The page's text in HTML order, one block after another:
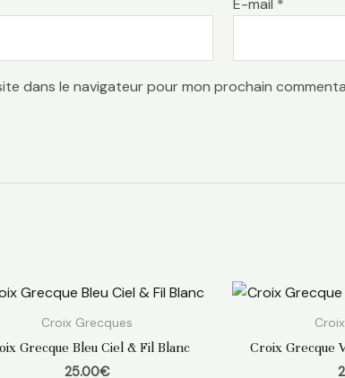
E-mail *
dans le navigateur pour mon prochain
Croix Grecques
Grecque Bleu Ciel & Fil Blanc
25.00€
Croix Grecque